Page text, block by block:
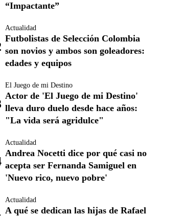
“Impactante”
Actualidad
Futbolistas de Selección Colombia
son novios y ambos son goleadores:
edades y equipos
El Juego de mi Destino
Actor de 'El Juego de mi Destino'
lleva duro duelo desde hace años:
"La vida será agridulce"
Actualidad
Andrea Nocetti dice por qué casi no
acepta ser Fernanda Samiguel en
'Nuevo rico, nuevo pobre'
Actualidad
A qué se dedican las hijas de Rafael